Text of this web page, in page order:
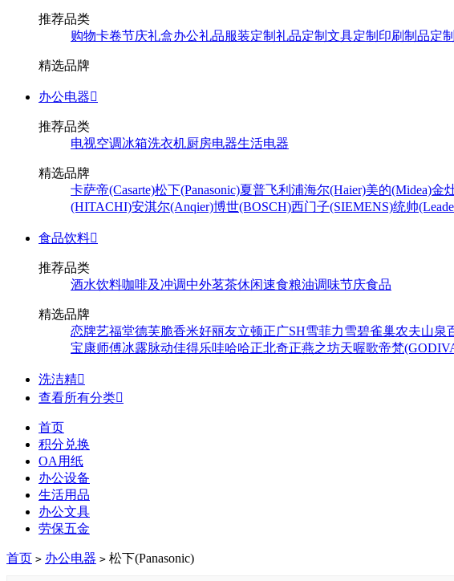
推荐品类
购物卡卷节庆礼盒办公礼品服装定制 礼品定制 文具定制 印刷制品定制
精选品牌
办公电器
推荐品类
电视空调冰箱洗衣机厨房电器生活电器
精选品牌
卡萨帝(Casarte)松下(Panasonic)夏普飞利浦海尔(Haier)美的(Midea)金
(HITACHI)安淇尔(Anqier)博世(BOSCH)西门子(SIEMENS)统帅
食品饮料
推荐品类
酒水饮料咖啡及冲调中外茗茶休闲速食粮油调味节庆食品
精选品牌
恋牌艺福堂德芙脆香米好丽友立顿正广SH雪菲力雪碧雀巢农夫山泉
宝康师傅冰露脉动佳得乐哇哈哈正北奇正燕之坊天喔歌帝梵
洗洁精
查看所有分类
首页
积分兑换
OA用纸
办公设备
生活用品
办公文具
劳保五金
首页 > 办公电器 > 松下(Panasonic)